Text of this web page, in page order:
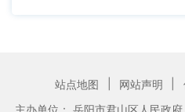
站点地图 网站声明